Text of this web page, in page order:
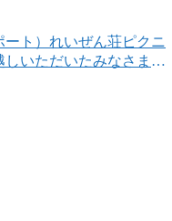
ート）れいぜん荘ピクニ
しいただいたみなさまあ